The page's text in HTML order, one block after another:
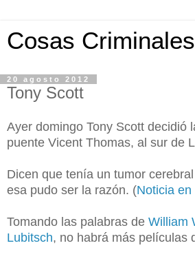
Cosas Criminales
20 agosto 2012
Tony Scott
Ayer domingo Tony Scott decidió
puente Vicent Thomas, al sur de
Dicen que tenía un tumor
esa pudo ser la razón. (Noticia
Tomando las palabras de William
Lubitsch, no habrá más películas